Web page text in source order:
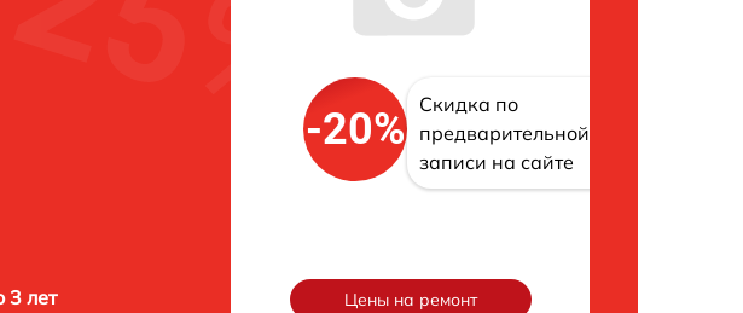
3 лет
-20%
Скидка по
предварительной
записи на сайте
Цены на ремонт